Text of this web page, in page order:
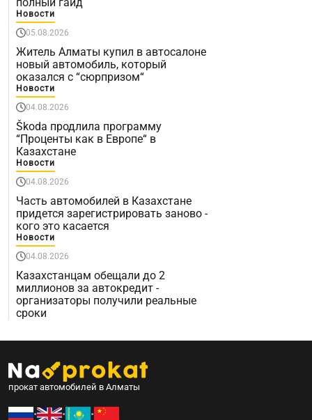
Новости
05.08.2026
Житель Алматы купил в автосалоне
новый автомобиль, который
оказался с “сюрпризом“
Новости
04.08.2026
Škoda продлила программу
“Проценты как в Европе“ в
Казахстане
Новости
04.08.2026
Часть автомобилей в Казахстане
придется зарегистрировать заново -
кого это касается
Новости
04.08.2026
Казахстанцам обещали до 2
миллионов за автокредит -
организаторы получили реальные
сроки
прокат автомобилей в Алматы
• • •